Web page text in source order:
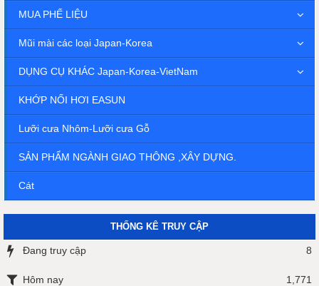
MUA PHẾ LIỆU
Mũi mài các loại Japan-Korea
DỤNG CỤ KHÁC Japan-Korea-VietNam
KHỚP NỐI HƠI EASUN
Lưỡi cưa Nhôm-Lưỡi cưa Gỗ
SẢN PHẨM NGÀNH GIAO THÔNG ,XÂY DỰNG.
Cát
THỐNG KÊ TRUY CẬP
Đang truy cập 8
Hôm nay
1,771